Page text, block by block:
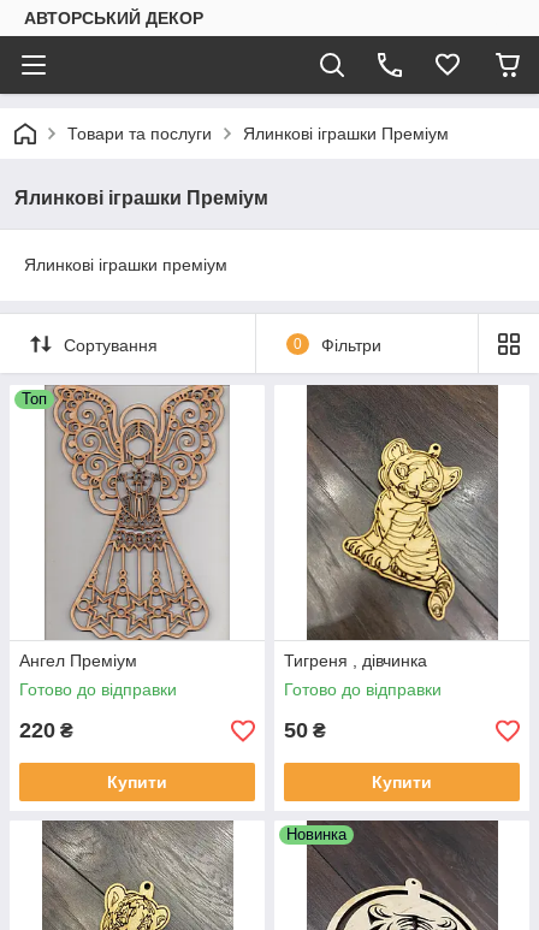
АВТОРСЬКИЙ ДЕКОР
Товари та послуги Ялинкові іграшки Преміум
Ялинкові іграшки Преміум
Ялинкові іграшки преміум
Сортування 0 Фільтри
Топ
Ангел Преміум
Готово до відправки
220 ₴
Купити
Тигреня , дівчинка
Готово до відправки
50 ₴
Купити
Новинка